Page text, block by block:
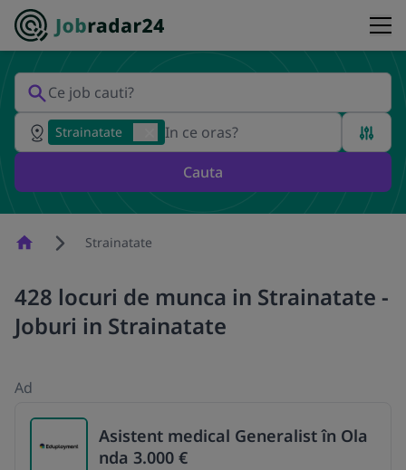
Strainatate
Cauta
HomepageStrainatate
428 locuri de munca in Strainatate -
Joburi in Strainatate
Ad
Asistent medical Generalist în Ola
nda 3.000 €